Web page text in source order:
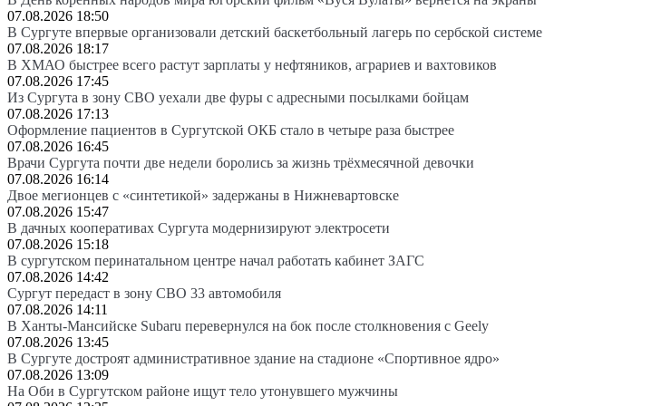
07.08.2026 18:50
В Сургуте впервые организовали детский баскетбольный лагерь по сербской системе
07.08.2026 18:17
В ХМАО быстрее всего растут зарплаты у нефтяников, аграриев и вахтовиков
07.08.2026 17:45
Из Сургута в зону СВО уехали две фуры с адресными посылками бойцам
07.08.2026 17:13
Оформление пациентов в Сургутской ОКБ стало в четыре раза быстрее
07.08.2026 16:45
Врачи Сургута почти две недели боролись за жизнь трёхмесячной девочки
07.08.2026 16:14
Двое мегионцев с «синтетикой» задержаны в Нижневартовске
07.08.2026 15:47
В дачных кооперативах Сургута модернизируют электросети
07.08.2026 15:18
В сургутском перинатальном центре начал работать кабинет ЗАГС
07.08.2026 14:42
Сургут передаст в зону СВО 33 автомобиля
07.08.2026 14:11
В Ханты-Мансийске Subaru перевернулся на бок после столкновения с Geely
07.08.2026 13:45
В Сургуте достроят административное здание на стадионе «Спортивное ядро»
07.08.2026 13:09
На Оби в Сургутском районе ищут тело утонувшего мужчины